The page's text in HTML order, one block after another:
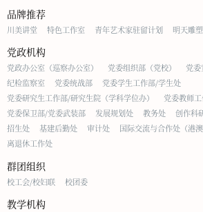
品牌推荐
川美讲堂 特色工作室 青年艺术家驻留计划 明天雕
党政机构
党政办公室（巡察办公室） 党委组织部（党校）
党
纪检监察室
党委统战部
党委学生工作部/学生处
党委研究生工作部/研究生院（学科学位办）
党委教师
党委保卫部/党委武装部
发展规划处 教务处 创作科
招生处
基建后勤处 审计处
国际交流与合作处（港澳
离退休工作处
群团组织
校工会/校妇联 校团委
教学机构